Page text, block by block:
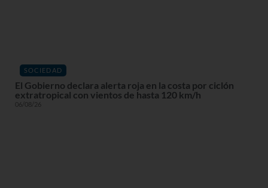
SOCIEDAD
El Gobierno declara alerta roja en la costa por ciclón
extratropical con vientos de hasta 120 km/h
06/08/26